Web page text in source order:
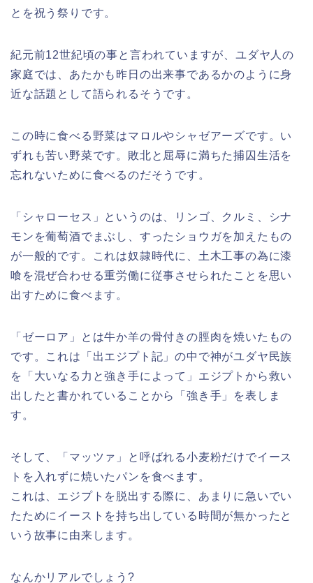
とを祝う祭りです。
紀元前12世紀頃の事と言われていますが、ユダヤ人の
家庭では、あたかも昨日の出来事であるかのように身
近な話題として語られるそうです。
この時に食べる野菜はマロルやシャゼアーズです。い
ずれも苦い野菜です。敗北と屈辱に満ちた捕囚生活を
忘れないために食べるのだそうです。
「シャローセス」というのは、リンゴ、クルミ、シナ
モンを葡萄酒でまぶし、すったショウガを加えたもの
が一般的です。これは奴隷時代に、土木工事の為に漆
喰を混ぜ合わせる重労働に従事させられたことを思い
出すために食べます。
「ゼーロア」とは牛か羊の骨付きの脛肉を焼いたもの
です。これは「出エジプト記」の中で神がユダヤ民族
を「大いなる力と強き手によって」エジプトから救い
出したと書かれていることから「強き手」を表しま
す。
そして、「マッツァ」と呼ばれる小麦粉だけでイース
トを入れずに焼いたパンを食べます。
これは、エジプトを脱出する際に、あまりに急いでい
たためにイーストを持ち出している時間が無かったと
いう故事に由来します。
なんかリアルでしょう?